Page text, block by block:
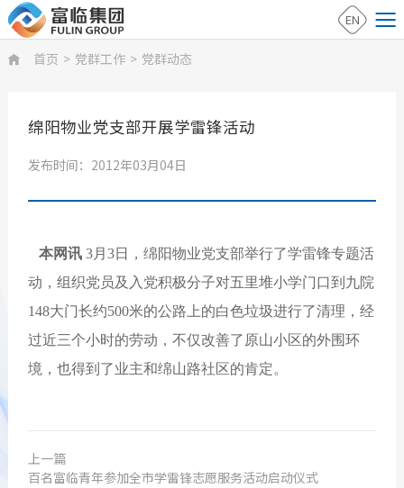
EN
 首页 > 党群工作 > 党群动态
绵阳物业党支部开展学雷锋活动
发布时间：2012年03月04日
本网讯 3月3日，绵阳物业党支部举行了学雷锋专题活
动，组织党员及入党积极分子对五里堆小学门口到九院
148大门长约500米的公路上的白色垃圾进行了清理，经
过近三个小时的劳动，不仅改善了原山小区的外围环
境，也得到了业主和绵山路社区的肯定。
上一篇
百名富临青年参加全市学雷锋志愿服务活动启动仪式